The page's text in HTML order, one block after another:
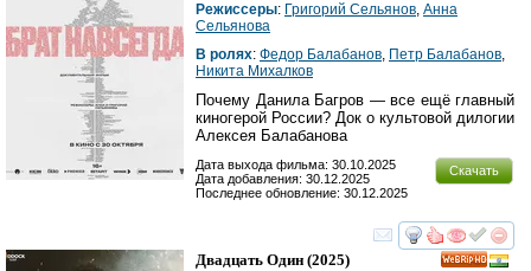
Режиссеры: Григорий Сельянов, Анна
Сельянова
В ролях: Федор Балабанов, Петр Балабанов,
Никита Михалков
Почему Данила Багров — все ещё главный
киногерой России? Док о культовой дилогии
Алексея Балабанова
Скачать
Дата выхода фильма: 30.10.2025
Дата добавления: 30.12.2025
Последнее обновление: 30.12.2025
смотреть
Двадцать Один (2025)